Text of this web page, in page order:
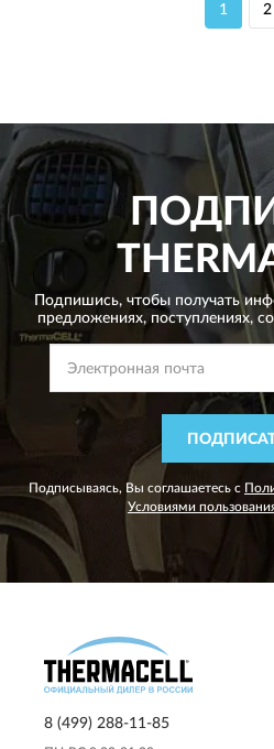
1 2
Подпишись, чтобы получать
предложениях, поступлениях,
Подписываясь, Вы соглашаетесь с
Условиями
8 (499) 288-11-85